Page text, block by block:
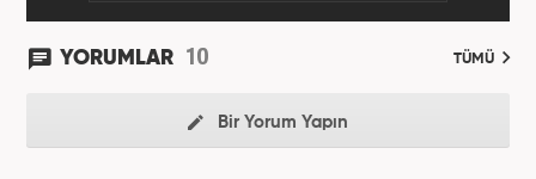
YORUMLAR 10 TÜMÜ
Bir Yorum Yapın